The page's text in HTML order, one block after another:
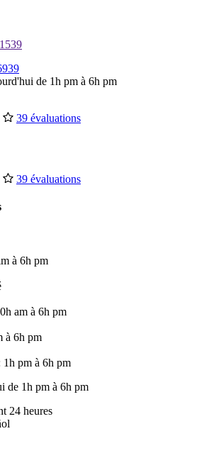
de 1h pm à 6h pm
39 évaluations
39 évaluations
à 6h pm
am à 6h pm
à 6h pm
1h pm à 6h pm
de 1h pm à 6h pm
24 heures